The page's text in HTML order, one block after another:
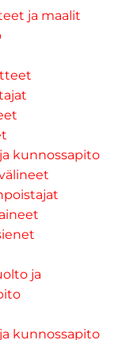
ja maalit
kunnossapito
ja
kunnossapito